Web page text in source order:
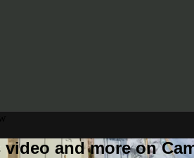
and more on